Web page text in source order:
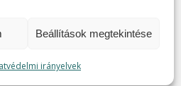
Beállítások megtekintése
irányelvek